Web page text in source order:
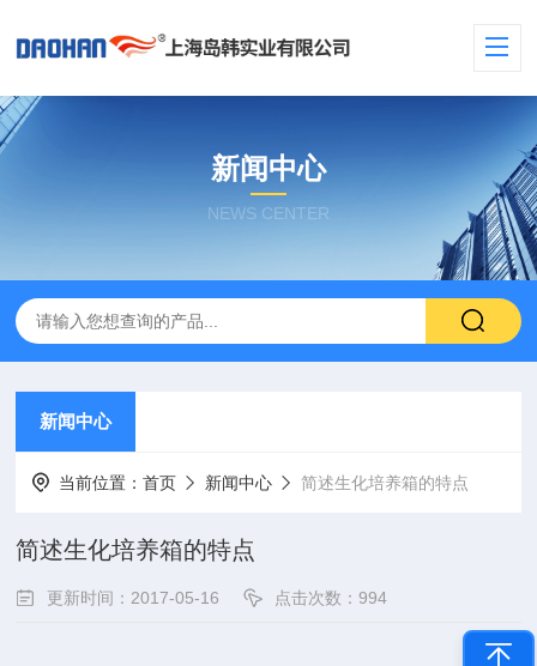
新闻中心
NEWS CENTER
新闻中心
当前位置：首页 新闻中心 简述生化培养箱的特点
简述生化培养箱的特点
更新时间：2017-05-16 点击次数：994